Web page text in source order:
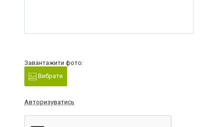
Завантажити фото:
Вибрати
Авторизуватись